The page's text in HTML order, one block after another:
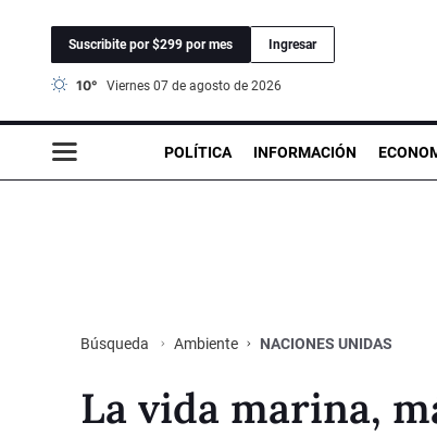
Suscribite por $299 por mes Ingresar
10° viernes 07 de agosto de 2026
POLÍTICA INFORMACIÓN
Búsqueda Ambiente NACIONES UNIDAS
La vida marina,